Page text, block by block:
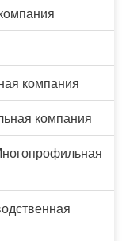
компания
компания